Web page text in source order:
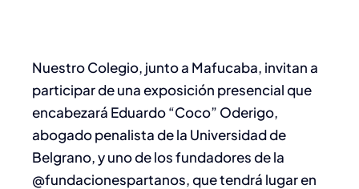
Nuestro Colegio, junto a Mafucaba, invitan a
participar de una exposición presencial que
encabezará Eduardo “Coco” Oderigo,
abogado penalista de la Universidad de
Belgrano, y uno de los fundadores de la
@fundacionespartanos, que tendrá lugar en